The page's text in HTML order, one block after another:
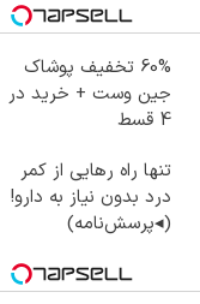
60% تخفیف پوشاک
جین وست + خرید در
4 قسط
تنها راه رهایی از کمر
درد بدون نیاز به دارو!
(◂پرسش‌نامه)